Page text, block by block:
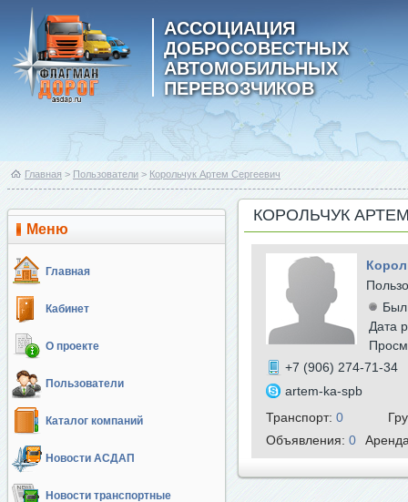
АССОЦИАЦИЯ
ДОБРОСОВЕСТНЫХ
АВТОМОБИЛЬНЫХ
ПЕРЕВОЗЧИКОВ
Главная > Пользователи > Корольчук Артем Сергеевич
Меню
Главная
Кабинет
О проекте
Пользователи
Каталог компаний
Новости АСДАП
Новости транспортные
КОРОЛЬЧУК
Был
Дата
+7 (906) 274-71-34
artem-ka-spb
Транспорт: 0
Объявления: 0